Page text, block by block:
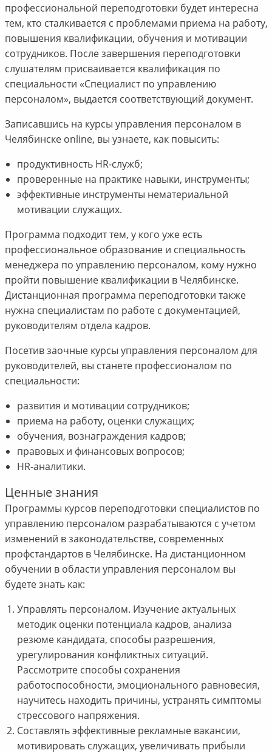
профессиональной переподготовки будет интересна
тем, кто сталкивается с проблемами приема на работу,
повышения квалификации, обучения и мотивации
сотрудников. После завершения переподготовки
слушателям присваивается квалификация по
специальности «Специалист по управлению
персоналом», выдается соответствующий документ.
Записавшись на курсы управления персоналом в
Челябинске online, вы узнаете, как повысить:
продуктивность HR-служб;
проверенные на практике навыки, инструменты;
эффективные инструменты нематериальной
мотивации служащих.
Программа подходит тем, у кого уже есть
профессиональное образование и специальность
менеджера по управлению персоналом, кому нужно
пройти повышение квалификации в Челябинске.
Дистанционная программа переподготовки также
нужна специалистам по работе с документацией,
руководителям отдела кадров.
Посетив заочные курсы управления персоналом для
руководителей, вы станете профессионалом по
специальности:
развития и мотивации сотрудников;
приема на работу, оценки служащих;
обучения, вознаграждения кадров;
правовых и финансовых вопросов;
HR-аналитики.
Ценные знания
Программы курсов переподготовки специалистов по
управлению персоналом разрабатываются с учетом
изменений в законодательстве, современных
профстандартов в Челябинске. На дистанционном
обучении в области управления персоналом вы
будете знать как:
Управлять персоналом. Изучение актуальных
методик оценки потенциала кадров, анализа
резюме кандидата, способы разрешения,
урегулирования конфликтных ситуаций.
Рассмотрите способы сохранения
работоспособности, эмоционального равновесия,
научитесь находить причины, устранять симптомы
стрессового напряжения.
Составлять эффективные рекламные вакансии,
мотивировать служащих, увеличивать прибыли